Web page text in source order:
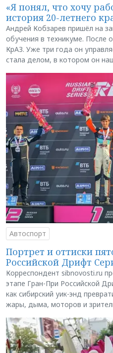
«Я понял, что хочу
история 20-летнего
Андрей Кобзарев пришёл на
обучения в техникуме. После
КрАЗ. Уже три года он
стала делом, в котором он
Автоспорт
Портрет и оттиски
Российской Дрифт
Корреспондент sibnovosti.ru
этапе Гран-При Российской
как сибирский уик-энд
жары, дыма, моторов и